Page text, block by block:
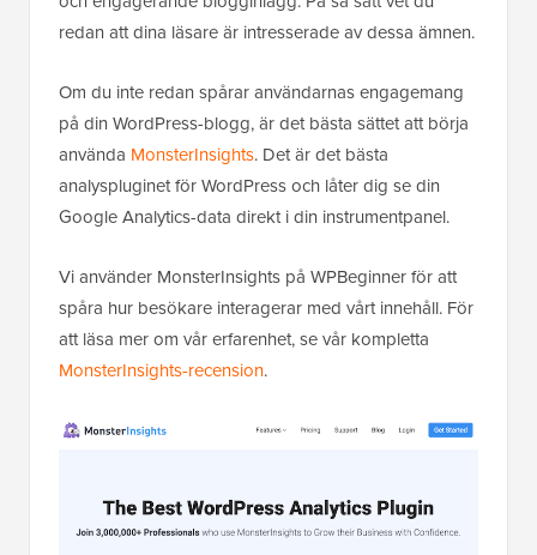
redan att dina läsare är intresserade av dessa ämnen.
Om du inte redan spårar användarnas engagemang
på din WordPress-blogg, är det bästa sättet att börja
använda MonsterInsights. Det är det bästa
analyspluginet för WordPress och låter dig se din
Google Analytics-data direkt i din instrumentpanel.
Vi använder MonsterInsights på WPBeginner för att
spåra hur besökare interagerar med vårt innehåll. För
att läsa mer om vår erfarenhet, se vår kompletta
MonsterInsights-recension.